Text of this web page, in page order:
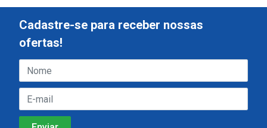
Cadastre-se para receber nossas
ofertas!